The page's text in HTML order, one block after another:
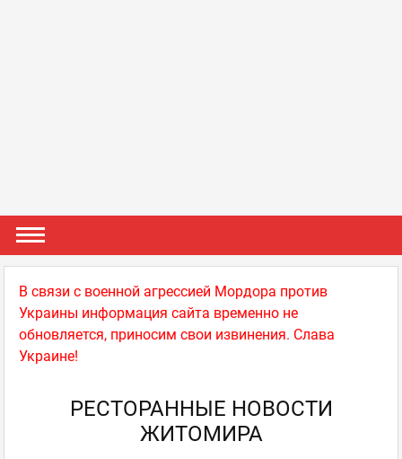
В связи с военной агрессией Мордора против
Украины информация сайта временно не
обновляется, приносим свои извинения. Слава
Украине!
РЕСТОРАННЫЕ НОВОСТИ
ЖИТОМИРА